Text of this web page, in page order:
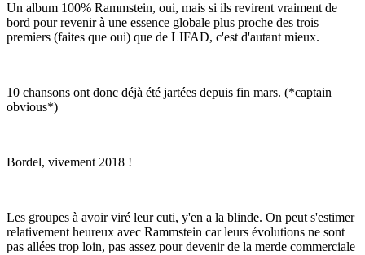
Un album 100% Rammstein, oui, mais si ils revirent vraiment de
bord pour revenir à une essence globale plus proche des trois
premiers (faites que oui) que de LIFAD, c'est d'autant mieux.
10 chansons ont donc déjà été jartées depuis fin mars. (*captain
obvious*)
Bordel, vivement 2018 !
Les groupes à avoir viré leur cuti, y'en a la blinde. On peut s'estimer
relativement heureux avec Rammstein car leurs évolutions ne sont
pas allées trop loin, pas assez pour devenir de la merde commerciale